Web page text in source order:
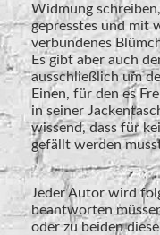
Widmung
gepresstes und mit
verbundenes
Es gibt aber auch
ausschließlich um
Einen, für den es
in seiner
wissend, dass für
gefällt werden
Jeder Autor wird
beantworten
oder zu beiden